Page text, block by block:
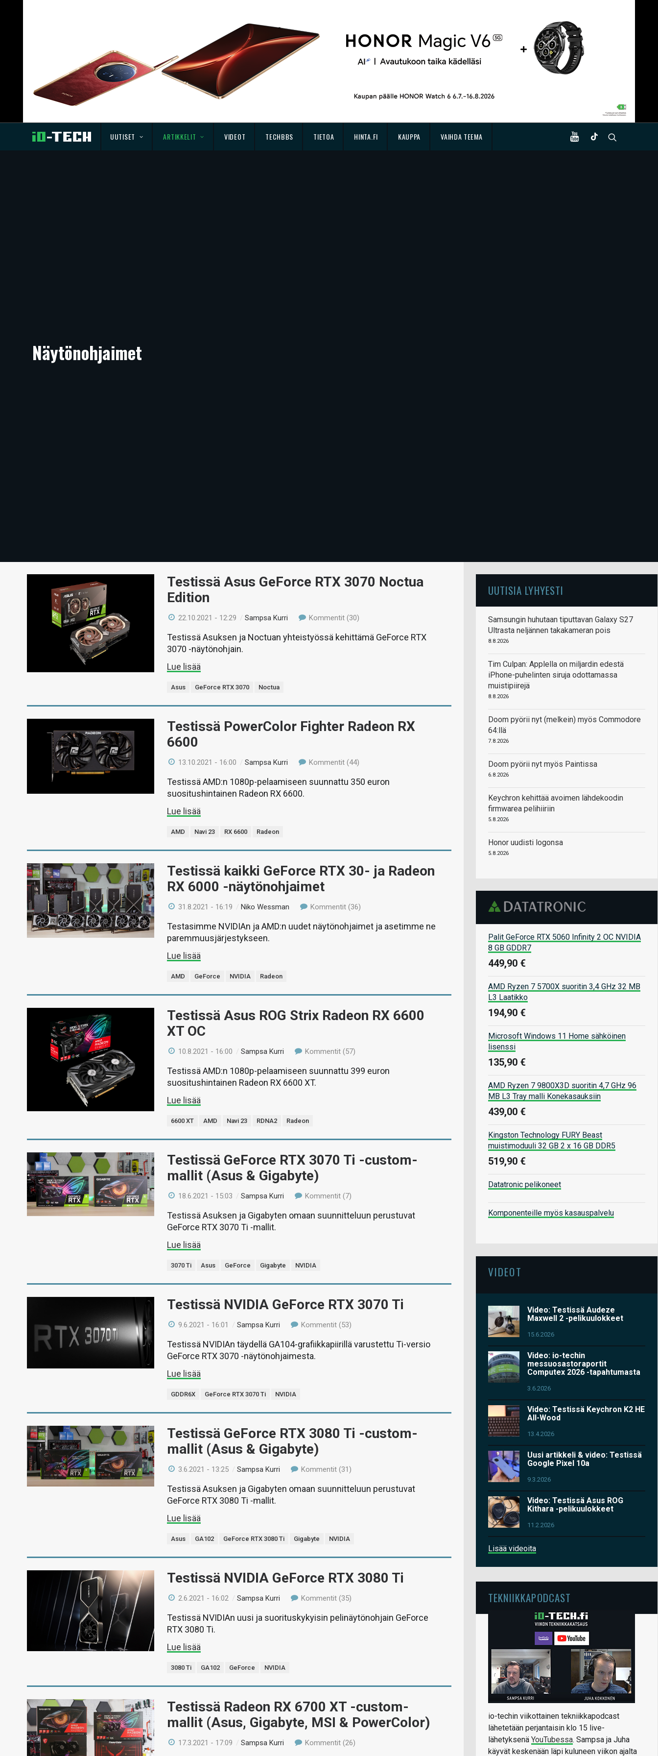
UUTISET ARTIKKELIT VIDEOT TECHBBS TIETOA HINTA.FI KAUPPA VAIHDA TEEMA
Näytönohjaimet
Testissä Asus GeForce RTX 3070 Noctua
Edition
22.10.2021 - 12:29 /Sampsa Kurri Kommentit (30)
Testissä Asuksen ja Noctuan yhteistyössä kehittämä GeForce RTX
3070 -näytönohjain.
Lue lisää
Asus GeForce RTX 3070 Noctua
Testissä PowerColor Fighter Radeon RX
6600
13.10.2021 - 16:00 /Sampsa Kurri Kommentit (44)
Testissä AMD:n 1080p-pelaamiseen suunnattu 350 euron
suositushintainen Radeon RX 6600.
Lue lisää
AMD Navi 23 RX 6600 Radeon
Testissä kaikki GeForce RTX 30- ja Radeon
RX 6000 -näytönohjaimet
31.8.2021 - 16:19 /Niko Wessman Kommentit (36)
Testasimme NVIDIAn ja AMD:n uudet näytönohjaimet ja asetimme ne
paremmuusjärjestykseen.
Lue lisää
AMD GeForce NVIDIA Radeon
Testissä Asus ROG Strix Radeon RX 6600
XT OC
10.8.2021 - 16:00 /Sampsa Kurri Kommentit (57)
Testissä AMD:n 1080p-pelaamiseen suunnattu 399 euron
suositushintainen Radeon RX 6600 XT.
Lue lisää
6600 XT AMD Navi 23 RDNA2 Radeon
Testissä GeForce RTX 3070 Ti -custom-
mallit (Asus & Gigabyte)
18.6.2021 - 15:03 /Sampsa Kurri Kommentit (7)
Testissä Asuksen ja Gigabyten omaan suunnitteluun perustuvat
GeForce RTX 3070 Ti -mallit.
Lue lisää
3070 Ti Asus GeForce Gigabyte NVIDIA
Testissä NVIDIA GeForce RTX 3070 Ti
9.6.2021 - 16:01 /Sampsa Kurri Kommentit (53)
Testissä NVIDIAn täydellä GA104-grafiikkapiirillä varustettu Ti-versio
GeForce RTX 3070 -näytönohjaimesta.
Lue lisää
GDDR6X GeForce RTX 3070 Ti NVIDIA
Testissä GeForce RTX 3080 Ti -custom-
mallit (Asus & Gigabyte)
3.6.2021 - 13:25 /Sampsa Kurri Kommentit (31)
Testissä Asuksen ja Gigabyten omaan suunnitteluun perustuvat
GeForce RTX 3080 Ti -mallit.
Lue lisää
Asus GA102 GeForce RTX 3080 Ti Gigabyte NVIDIA
Testissä NVIDIA GeForce RTX 3080 Ti
2.6.2021 - 16:02 /Sampsa Kurri Kommentit (35)
Testissä NVIDIAn uusi ja suorituskykyisin pelinäytönohjain GeForce
RTX 3080 Ti.
Lue lisää
3080 Ti GA102 GeForce NVIDIA
Testissä Radeon RX 6700 XT -custom-
mallit (Asus, Gigabyte, MSI & PowerColor)
17.3.2021 - 17:09 /Sampsa Kurri Kommentit (26)
UUTISIA LYHYESTI
Samsungin huhutaan tiputtavan Galaxy S27
Ultrasta neljännen takakameran pois
8.8.2026
Tim Culpan: Applella on miljardin edestä
iPhone-puhelinten siruja odottamassa
muistipiirejä
8.8.2026
Doom pyörii nyt (melkein) myös Commodore
64:llä
7.8.2026
Doom pyörii nyt myös Paintissa
6.8.2026
Keychron kehittää avoimen lähdekoodin
firmwarea pelihiiriin
5.8.2026
Honor uudisti logonsa
5.8.2026
Palit GeForce RTX 5060 Infinity 2 OC NVIDIA
8 GB GDDR7
449,90 €
AMD Ryzen 7 5700X suoritin 3,4 GHz 32 MB
L3 Laatikko
194,90 €
Microsoft Windows 11 Home sähköinen
lisenssi
135,90 €
AMD Ryzen 7 9800X3D suoritin 4,7 GHz 96
MB L3 Tray malli Konekasauksiin
439,00 €
Kingston Technology FURY Beast
muistimoduuli 32 GB 2 x 16 GB DDR5
519,90 €
Datatronic pelikoneet
Komponenteille myös kasauspalvelu
VIDEOT
Video: Testissä Audeze
Maxwell 2 -pelikuulokkeet
15.6.2026
Video: io-techin
messuosastoraportit
Computex 2026 -tapahtumasta
3.6.2026
Video: Testissä Keychron K2 HE
All-Wood
13.4.2026
Uusi artikkeli & video: Testissä
Google Pixel 10a
9.3.2026
Video: Testissä Asus ROG
Kithara -pelikuulokkeet
11.2.2026
Lisää videoita
TEKNIIKKAPODCAST
io-techin viikottainen tekniikkapodcast
lähetetään perjantaisin klo 15 live-
lähetyksenä YouTubessa. Sampsa ja Juha
käyvät keskenään läpi kuluneen viikon ajalta